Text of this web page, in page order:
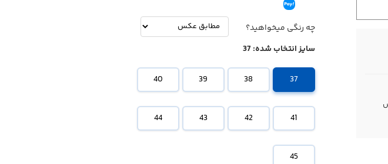
چه رنگی میخواهید؟
سایز انتخاب شده:37
37
38
39
40
41
42
43
44
45